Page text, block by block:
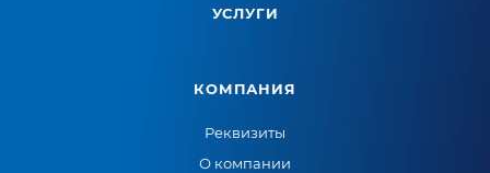
УСЛУГИ
КОМПАНИЯ
Реквизиты
О компании